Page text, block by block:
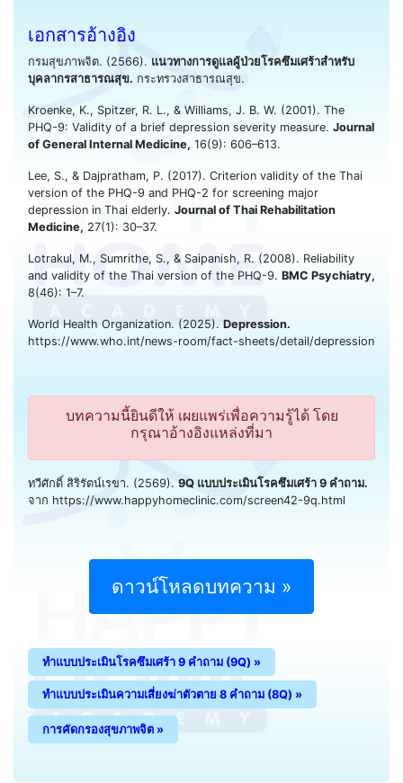
เอกสารอ้างอิง
กรมสุขภาพจิต. (2566). แนวทางการดูแลผู้ป่วยโรคซึมเศร้าสำหรับ
บุคลากรสาธารณสุข. กระทรวงสาธารณสุข.
Kroenke, K., Spitzer, R. L., & Williams, J. B. W. (2001). The
PHQ-9: Validity of a brief depression severity measure. Journal
of General Internal Medicine, 16(9): 606–613.
Lee, S., & Dajpratham, P. (2017). Criterion validity of the Thai
version of the PHQ-9 and PHQ-2 for screening major
depression in Thai elderly. Journal of Thai Rehabilitation
Medicine, 27(1): 30–37.
Lotrakul, M., Sumrithe, S., & Saipanish, R. (2008). Reliability
and validity of the Thai version of the PHQ-9. BMC Psychiatry,
8(46): 1–7.
World Health Organization. (2025). Depression.
https://www.who.int/news-room/fact-sheets/detail/depression
บทความนี้ยินดีให้ เผยแพร่เพื่อความรู้ได้ โดย
กรุณาอ้างอิงแหล่งที่มา
ทวีศักดิ์ สิริรัตน์เรขา. (2569). 9Q แบบประเมินโรคซึมเศร้า 9 คำถาม.
จาก https://www.happyhomeclinic.com/screen42-9q.html
ดาวน์โหลดบทความ »
ทำแบบประเมินโรคซึมเศร้า 9 คำถาม (9Q) »
ทำแบบประเมินความเสี่ยงฆ่าตัวตาย 8 คำถาม (8Q) »
การคัดกรองสุขภาพจิต »